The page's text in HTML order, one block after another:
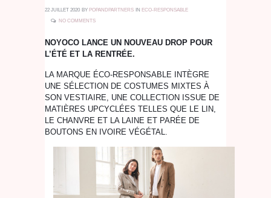
22 JUILLET 2020 BY POPANDPARTNERS IN ECO-RESPONSABLE
NO COMMENTS
NOYOCO LANCE UN NOUVEAU DROP POUR
L’ÉTÉ ET LA RENTRÉE.
LA MARQUE ÉCO-RESPONSABLE INTÈGRE
UNE SÉLECTION DE COSTUMES MIXTES À
SON VESTIAIRE, UNE COLLECTION ISSUE DE
MATIÈRES UPCYCLÉES TELLES QUE LE LIN,
LE CHANVRE ET LA LAINE ET PARÉE DE
BOUTONS EN IVOIRE VÉGÉTAL.